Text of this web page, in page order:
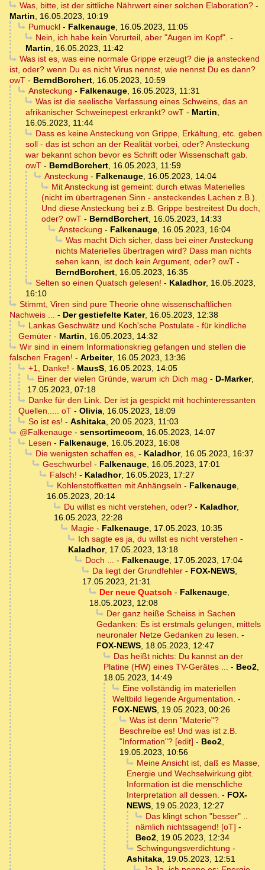
Was, bitte, ist der sittliche Nährwert einer solchen Elaboration?-
Martin, 16.05.2023, 10:19
Pumuckl- Falkenauge, 16.05.2023, 11:05
Nein, ich habe kein Vorurteil, aber "Augen im Kopf". -
Martin, 16.05.2023, 11:42
Was ist es, was eine normale Grippe erzeugt? die ja ansteckend
ist, oder? wenn Du es nicht Virus nennst, wie nennst Du es dann?
owT - BerndBorchert, 16.05.2023, 10:59
Ansteckung - Falkenauge, 16.05.2023, 11:31
Was ist die seelische Verfassung eines Schweins, das an
afrikanischer Schweinepest erkrankt? owT - Martin,
16.05.2023, 11:44
Dass es keine Ansteckung von Grippe, Erkältung, etc. geben
soll - das ist schon an der Realität vorbei, oder? Ansteckung
war bekannt schon bevor es Schrift oder Wissenschaft gab.
owT - BerndBorchert, 16.05.2023, 11:59
Ansteckung - Falkenauge, 16.05.2023, 14:04
Mit Ansteckung ist gemeint: durch etwas Materielles
(nicht im übertragenen Sinn - ansteckendes Lachen z.B.).
Und diese Ansteckung bei z.B. Grippe bestreitest Du doch,
oder? owT - BerndBorchert, 16.05.2023, 14:33
Ansteckung - Falkenauge, 16.05.2023, 16:04
Was macht Dich sicher, dass bei einer Ansteckung
nichts Materielles übertragen wird? Dass man nichts
sehen kann, ist doch kein Argument, oder? owT -
BerndBorchert, 16.05.2023, 16:35
Selten so einen Quatsch gelesen! - Kaladhor, 16.05.2023,
16:10
Stimmt, Viren sind pure Theorie ohne wissenschaftlichen
Nachweis ... - Der gestiefelte Kater, 16.05.2023, 12:38
Lankas Geschwätz und Koch'sche Postulate - für kindliche
Gemüter - Martin, 16.05.2023, 14:32
Wir sind in einem Informationskrieg gefangen und stellen die
falschen Fragen! - Arbeiter, 16.05.2023, 13:36
+1, Danke! - MausS, 16.05.2023, 14:05
Einer der vielen Gründe, warum ich Dich mag - D-Marker,
17.05.2023, 07:18
Danke für den Link. Der ist ja gespickt mit hochinteressanten
Quellen..... oT - Olivia, 16.05.2023, 18:09
So ist es! - Ashitaka, 20.05.2023, 11:03
@Falkenauge- sensortimecom, 16.05.2023, 14:07
Lesen - Falkenauge, 16.05.2023, 16:08
Die wenigsten schaffen es, - Kaladhor, 16.05.2023, 16:37
Geschwurbel- Falkenauge, 16.05.2023, 17:01
Falsch! - Kaladhor, 16.05.2023, 17:27
Kohlenstoffketten mit Anhängseln - Falkenauge,
16.05.2023, 20:14
Du willst es nicht verstehen, oder?- Kaladhor,
16.05.2023, 22:28
Magie- Falkenauge, 17.05.2023, 10:35
Ich sagte es ja, du willst es nicht verstehen -
Kaladhor, 17.05.2023, 13:18
Doch ... - Falkenauge, 17.05.2023, 17:04
Da liegt der Grundfehler- FOX-NEWS,
17.05.2023, 21:31
Der neue Quatsch - Falkenauge,
18.05.2023, 12:08
Der ganz heiße Scheiss in Sachen
Gedanken: Es ist erstmals gelungen, mittels
neuronaler Netze Gedanken zu lesen. -
FOX-NEWS, 18.05.2023, 12:47
Das heißt nichts: Du kannst an der
Platine (HW) eines TV-Gerätes ... - Beo2,
18.05.2023, 14:49
Eine vollständig im materiellen
Weltbild liegende Argumentation. -
FOX-NEWS, 19.05.2023, 00:26
Was ist denn "Materie"?
Beschreibe es! Und was ist z.B.
"Information"? [edit] - Beo2,
19.05.2023, 10:56
Meine Ansicht ist, daß es Masse,
Energie und Wechselwirkung gibt.
Information ist die menschliche
Interpretation all dessen. - FOX-
NEWS, 19.05.2023, 12:27
Das klingt schon "besser" ..
nämlich nichtssagend! [oT] -
Beo2, 19.05.2023, 12:34
Schwingungsverdichtung -
Ashitaka, 19.05.2023, 12:51